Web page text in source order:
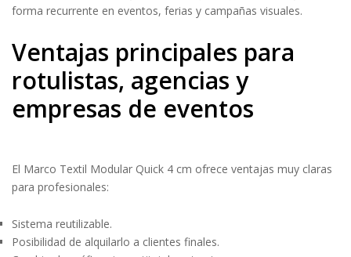
forma recurrente en eventos, ferias y campañas visuales.
Ventajas principales para
rotulistas, agencias y
empresas de eventos
El Marco Textil Modular Quick 4 cm ofrece ventajas muy claras
para profesionales:
Sistema reutilizable.
Posibilidad de alquilarlo a clientes finales.